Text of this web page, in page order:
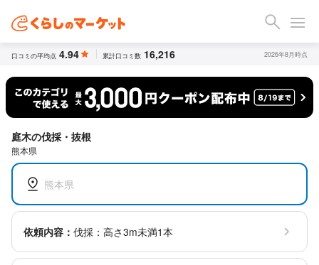
口コミの平均点 4.94 累計口コミ数 16,216 2026年8月時点
庭木の伐採・抜根
熊本県
熊本県
依頼内容： 伐採：高さ3m未満1本